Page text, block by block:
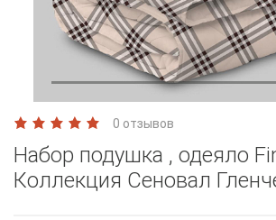
0 отзывов
Набор подушка , одеяло
Коллекция Сеновал